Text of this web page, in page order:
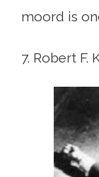
moord is
7. Robert F.